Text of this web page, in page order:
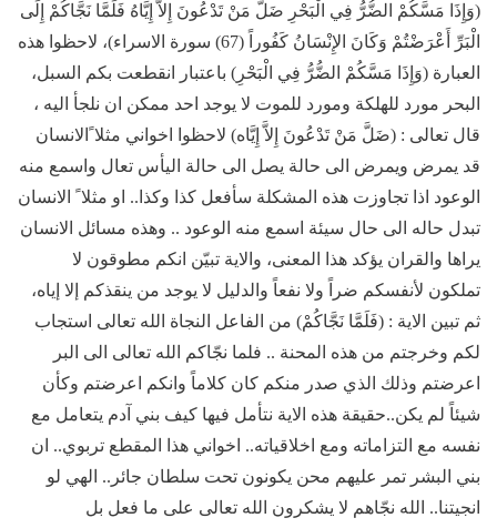
(وَإِذَا مَسَّكُمْ الضُّرُّ فِي الْبَحْرِ ضَلَّ مَنْ تَدْعُونَ إِلاَّ إِيَّاهُ فَلَمَّا نَجَّاكُمْ إِلَى
الْبَرِّ أَعْرَضْتُمْ وَكَانَ الإِنْسَانُ كَفُوراً (67) سورة الاسراء)، لاحظوا هذه
العبارة (وَإِذَا مَسَّكُمْ الضُّرُّ فِي الْبَحْرِ) باعتبار انقطعت بكم السبل،
البحر مورد للهلكة ومورد للموت لا يوجد احد ممكن ان نلجأ اليه ،
قال تعالى : (ضَلَّ مَنْ تَدْعُونَ إِلاَّ إِيَّاه) لاحظوا اخواني مثلا ًالانسان
قد يمرض ويمرض الى حالة يصل الى حالة اليأس تعال واسمع منه
الوعود اذا تجاوزت هذه المشكلة سأفعل كذا وكذا.. او مثلا ً الانسان
تبدل حاله الى حال سيئة اسمع منه الوعود .. وهذه مسائل الانسان
يراها والقران يؤكد هذا المعنى، والاية تبيّن انكم مطوقون لا
تملكون لأنفسكم ضراً ولا نفعاً والدليل لا يوجد من ينقذكم إلا إياه،
ثم تبين الاية : (فَلَمَّا نَجَّاكُمْ) من الفاعل النجاة الله تعالى استجاب
لكم وخرجتم من هذه المحنة .. فلما نجّاكم الله تعالى الى البر
اعرضتم وذلك الذي صدر منكم كان كلاماً وانكم اعرضتم وكأن
شيئاً لم يكن..حقيقة هذه الاية نتأمل فيها كيف بني آدم يتعامل مع
نفسه مع التزاماته ومع اخلاقياته.. اخواني هذا المقطع تربوي.. ان
بني البشر تمر عليهم محن يكونون تحت سلطان جائر.. الهي لو
انجيتنا.. الله نجّاهم لا يشكرون الله تعالى على ما فعل بل